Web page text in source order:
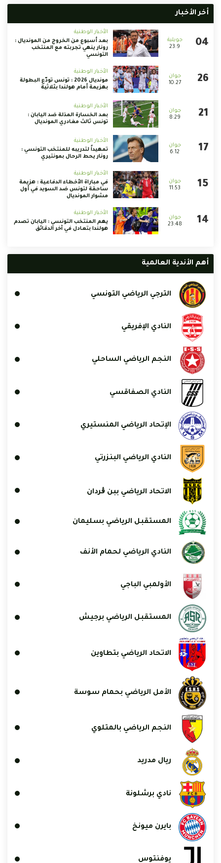
أخر الأخبار
23:9
الأخبار الوطنية
بعد أسبوع من الخروج من المونديال :
رونار ينهي تجربته مع المنتخب
التونسي
10:27
الأخبار الوطنية
مونديال 2026 : تونس تودّع البطولة
بهزيمة أمام هولندا بثلاثية
8:29
الأخبار الوطنية
بعد الخسارة المذلة ضد اليابان :
تونس ثالث مغادري المونديال
6:12
الأخبار الوطنية
تمهيداً لتدريبه للمنتخب التونسي :
رونار يحط الرحال بمونتيري
11:53
الأخبار الوطنية
في مباراة الأخطاء الدفاعية : هزيمة
ساحقة لتونس ضد السويد في أول
مشوار المونديال
23:48
الأخبار الوطنية
يهم المنتخب التونسي : اليابان تصدم
هولندا بتعادل في آخر الدقائق
أهم الأندية العالمية
الترجي الرياضي التونسي
النادي الإفريقي
النجم الرياضي الساحلي
النادي الصفاقسي
الإتحاد الرياضي المنستيري
النادي الرياضي البنزرتي
الاتحاد الرياضي ببن ڨردان
المستقبل الرياضي بسليمان
النادي الرياضي لحمام الأنف
الأولمبي الباجي
المستقبل الرياضي برجيش
الاتحاد الرياضي بتطاوين
الأمل الرياضي بحمام سوسة
النجم الرياضي بالمتلوي
ريال مدريد
نادي برشلونة
بايرن ميونخ
يوفنتوس